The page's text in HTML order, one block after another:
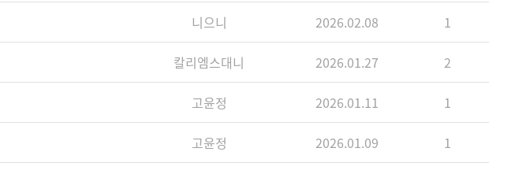
니으니 2026.02.08 1
칼리엠스대니 2026.01.27 2
고윤정 2026.01.11 1
고윤정 2026.01.09 1